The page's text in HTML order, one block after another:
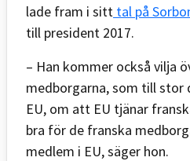
lade fram i sitt tal på
till president 2017.
– Han kommer också vilja
medborgarna, som till stor
EU, om att EU tjänar
bra för de franska
medlem i EU, säger hon.